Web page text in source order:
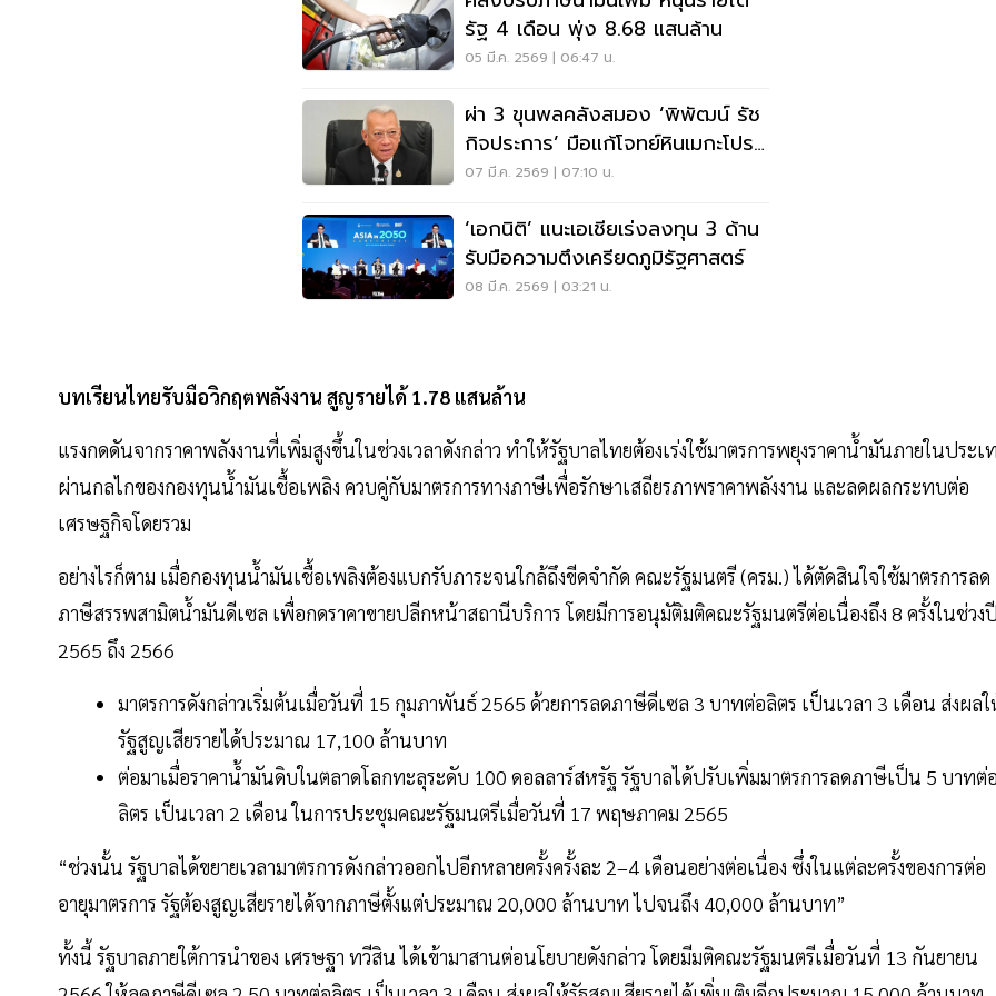
รัฐ 4 เดือน พุ่ง 8.68 แสนล้าน
05 มี.ค. 2569 | 06:47 น.
ผ่า 3 ขุนพลคลังสมอง ‘พิพัฒน์ รัช
กิจประการ’ มือแก้โจทย์หินเมกะโปร
เจกต์
07 มี.ค. 2569 | 07:10 น.
‘เอกนิติ’ แนะเอเชียเร่งลงทุน 3 ด้าน
รับมือความตึงเครียดภูมิรัฐศาสตร์
08 มี.ค. 2569 | 03:21 น.
บทเรียนไทยรับมือวิกฤตพลังงาน สูญรายได้ 1.78 แสนล้าน
แรงกดดันจากราคาพลังงานที่เพิ่มสูงขึ้นในช่วงเวลาดังกล่าว ทำให้รัฐบาลไทยต้องเร่งใช้มาตรการพยุงราคาน้ำมันภายในประเ
ผ่านกลไกของกองทุนน้ำมันเชื้อเพลิง ควบคู่กับมาตรการทางภาษีเพื่อรักษาเสถียรภาพราคาพลังงาน และลดผลกระทบต่อ
เศรษฐกิจโดยรวม
อย่างไรก็ตาม เมื่อกองทุนน้ำมันเชื้อเพลิงต้องแบกรับภาระจนใกล้ถึงขีดจำกัด คณะรัฐมนตรี (ครม.) ได้ตัดสินใจใช้มาตรการลด
ภาษีสรรพสามิตน้ำมันดีเซล เพื่อกดราคาขายปลีกหน้าสถานีบริการ โดยมีการอนุมัติมติคณะรัฐมนตรีต่อเนื่องถึง 8 ครั้งในช่วง
2565 ถึง 2566
มาตรการดังกล่าวเริ่มต้นเมื่อวันที่ 15 กุมภาพันธ์ 2565 ด้วยการลดภาษีดีเซล 3 บาทต่อลิตร เป็นเวลา 3 เดือน ส่งผล
รัฐสูญเสียรายได้ประมาณ 17,100 ล้านบาท
ต่อมาเมื่อราคาน้ำมันดิบในตลาดโลกทะลุระดับ 100 ดอลลาร์สหรัฐ รัฐบาลได้ปรับเพิ่มมาตรการลดภาษีเป็น 5 บาทต่
ลิตร เป็นเวลา 2 เดือน ในการประชุมคณะรัฐมนตรีเมื่อวันที่ 17 พฤษภาคม 2565
“ช่วงนั้น รัฐบาลได้ขยายเวลามาตรการดังกล่าวออกไปอีกหลายครั้งครั้งละ 2–4 เดือนอย่างต่อเนื่อง ซึ่งในแต่ละครั้งของการต่อ
อายุมาตรการ รัฐต้องสูญเสียรายได้จากภาษีตั้งแต่ประมาณ 20,000 ล้านบาท ไปจนถึง 40,000 ล้านบาท”
ทั้งนี้ รัฐบาลภายใต้การนำของ เศรษฐา ทวีสิน ได้เข้ามาสานต่อนโยบายดังกล่าว โดยมีมติคณะรัฐมนตรีเมื่อวันที่ 13 กันยายน